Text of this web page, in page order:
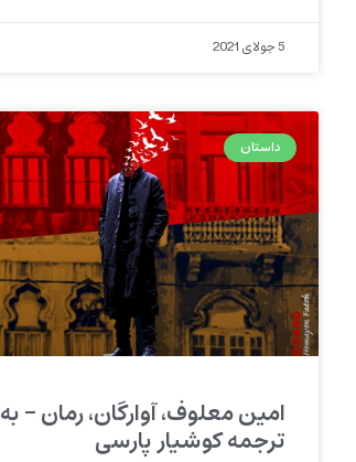
5 جولای 2021
داستان
امین معلوف، آوارگان، رمان – به
ترجمه کوشیار پارسی